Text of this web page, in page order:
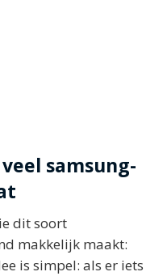
samsung-
dit soort
makkelijk maakt:
is simpel: als er iets